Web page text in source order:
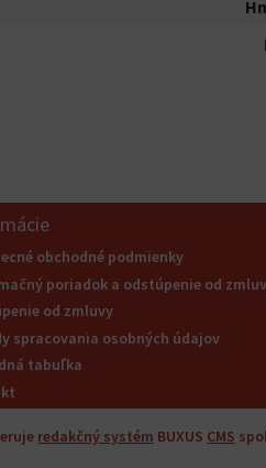
obchodné podmienky
poriadok a odstúpenie od
od zmluvy
spracovania osobných údajov
tabuľka
redakčný systém BUXUS CMS